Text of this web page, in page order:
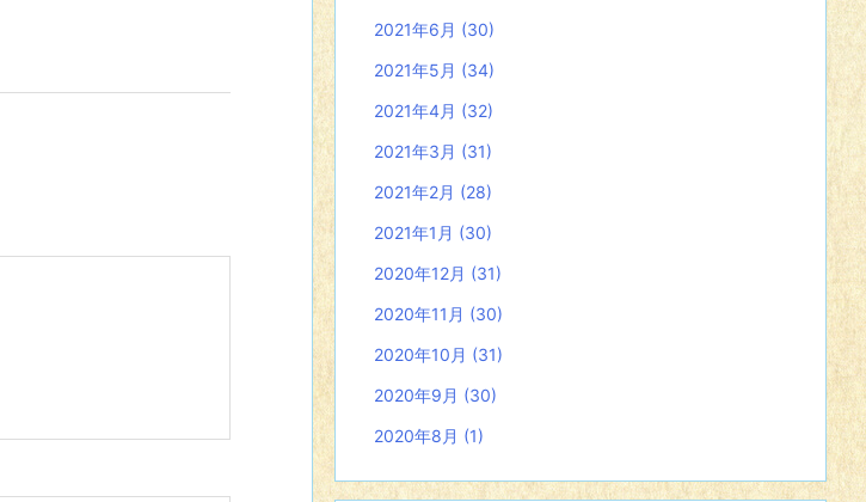
2021年6月 (30)
2021年5月 (34)
2021年4月 (32)
2021年3月 (31)
2021年2月 (28)
2021年1月 (30)
2020年12月 (31)
2020年11月 (30)
2020年10月 (31)
2020年9月 (30)
2020年8月 (1)